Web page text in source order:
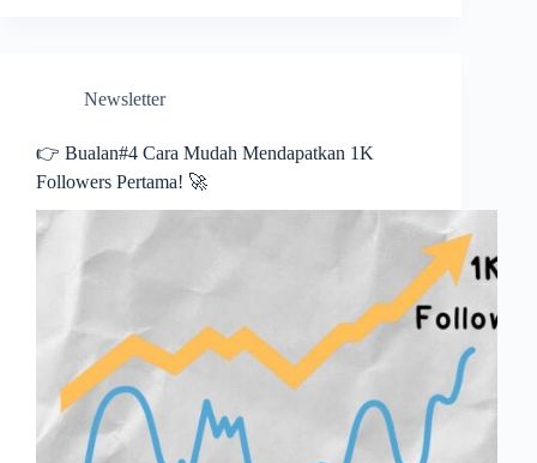
Newsletter
👉 Bualan#4 Cara Mudah Mendapatkan 1K
Followers Pertama! 🚀